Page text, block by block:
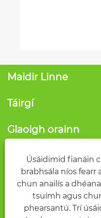
Maidir Linne
Táirgí
Glaoigh orainn
LEAN ORAINN
Úsáidimid fianáin
brabhsála níos fearr
chun anailís a
tsuímh agus
phearsantú. Trí